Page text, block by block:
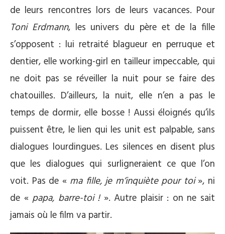
de leurs rencontres lors de leurs vacances. Pour
Toni Erdmann, les univers du père et de la fille
s’opposent : lui retraité blagueur en perruque et
dentier, elle working-girl en tailleur impeccable, qui
ne doit pas se réveiller la nuit pour se faire des
chatouilles. D’ailleurs, la nuit, elle n’en a pas le
temps de dormir, elle bosse ! Aussi éloignés qu’ils
puissent être, le lien qui les unit est palpable, sans
dialogues lourdingues. Les silences en disent plus
que les dialogues qui surligneraient ce que l’on
voit. Pas de « ma fille, je m’inquiète pour toi», ni
de «papa, barre-toi !». Autre plaisir : on ne sait
jamais où le film va partir.